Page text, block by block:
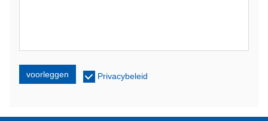
voorleggen Privacybeleid